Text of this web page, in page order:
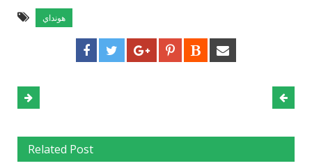
هونداي
Related Post